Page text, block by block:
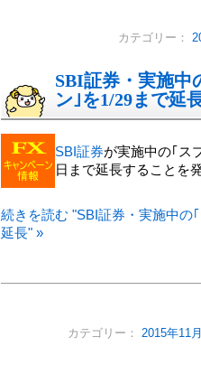
カテゴリー：
SBI証券・実施中
ン｣を1/29まで延
SBI証券が実施中の｢ス
日まで延長することを
続きを読む "SBI証券・実施中の
延長" »
カテゴリー： 2015年11